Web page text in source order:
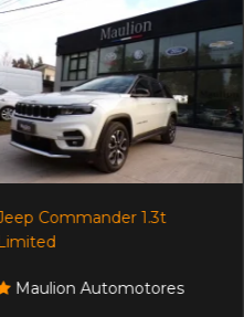
Commander 1.3t
Maulion Automotores